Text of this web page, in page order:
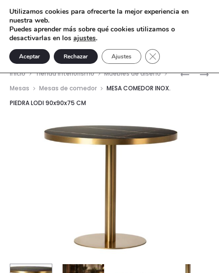
MESA
MESA
Inicio Tienda interiorismo
Muebles de diseño
Mesas
Mesas de comedor
MESA COMEDOR INOX.
PIEDRA LODI 90x90x75 CM
Utilizamos cookies para ofrecerte la mejor experiencia en
nuestra web.
Puedes aprender más sobre qué cookies utilizamos o
desactivarlas en los ajustes.
Aceptar Rechazar Ajustes Cerrar el banner de